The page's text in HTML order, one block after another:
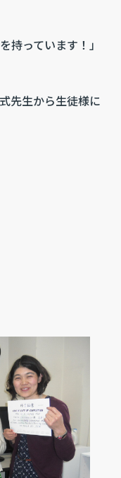
持っています！」
先生から生徒様に